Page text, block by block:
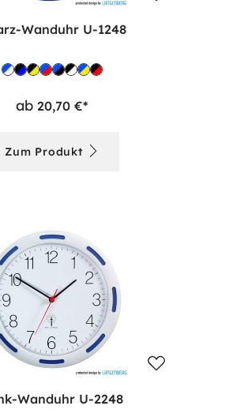
Wanduhr U-1248
ab 20,70 €*
Zum Produkt
Wanduhr U-2248